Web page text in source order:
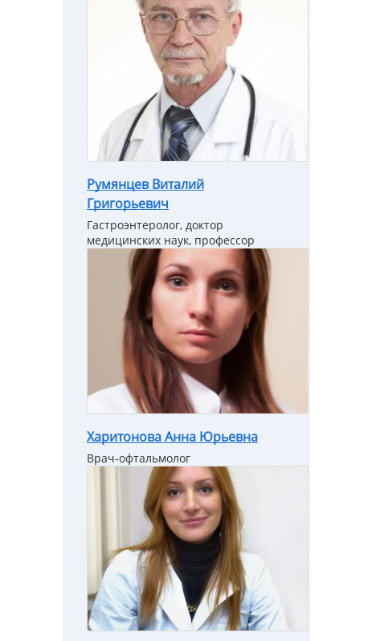
Румянцев Виталий
Григорьевич
Гастроэнтеролог, доктор
медицинских наук, профессор
Харитонова Анна Юрьевна
Врач-офтальмолог